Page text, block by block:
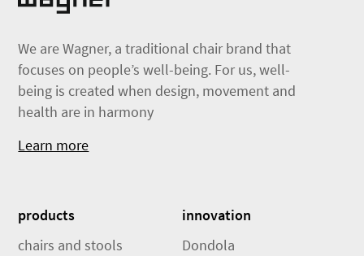
We are Wagner, a traditional chair brand that
focuses on people’s well-being. For us, well-
being is created when design, movement and
health are in harmony
Learn more
products
chairs and stools
innovation
Dondola